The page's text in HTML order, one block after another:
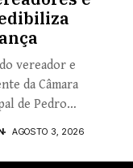
vereador e
da Câmara
de Pedro
AGOSTO 3, 2026